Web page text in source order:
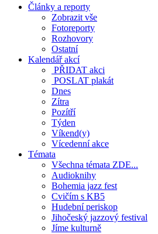
Články a reporty
Zobrazit vše
Fotoreporty
Rozhovory
Ostatní
Kalendář akcí
PŘIDAT akci
POSLAT plakát
Dnes
Zítra
Pozítří
Týden
Víkend(y)
Vícedenní akce
Témata
Všechna témata ZDE...
Audioknihy
Bohemia jazz fest
Cvičím s KB5
Hudební periskop
Jihočeský jazzový festival
Jíme kulturně